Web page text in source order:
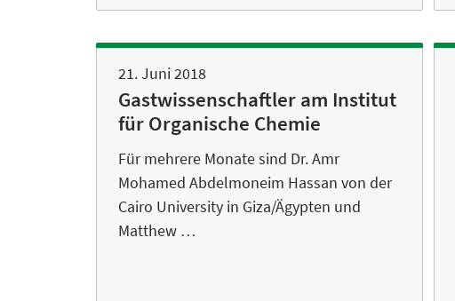
21. Juni 2018
Gastwissenschaftler am Institut
für Organische Chemie
Für mehrere Monate sind Dr. Amr
Mohamed Abdelmoneim Hassan von der
Cairo University in Giza/Ägypten und
Matthew …